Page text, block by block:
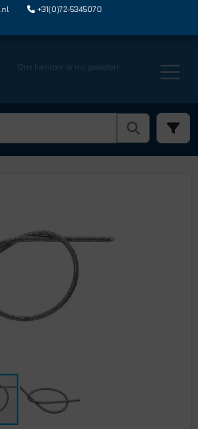
+31(0)72-5345070
Ons kantoor is nu gesloten
› BUIGVEREN › JG BS20